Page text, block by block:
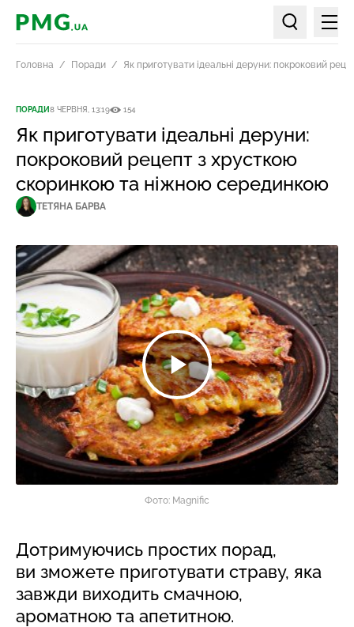
PMG.ua
Пошук по
Головна Поради Як приготувати ідеальні деруни: покроковий
ПОРАДИ8 ЧЕРВНЯ, 13:19 154
Як приготувати ідеальні деруни:
покроковий рецепт з хрусткою
скоринкою та ніжною серединкою
ТЕТЯНА БАРВА
Фото: Magnific
Дотримуючись простих порад,
ви зможете приготувати страву, яка
завжди виходить смачною,
ароматною та апетитною.